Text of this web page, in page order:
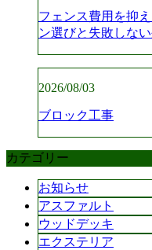
フェンス費用を抑
ン選びと失敗しな
2026/08/03
ブロック工事
カテゴリー
お知らせ
アスファルト
ウッドデッキ
エクステリア